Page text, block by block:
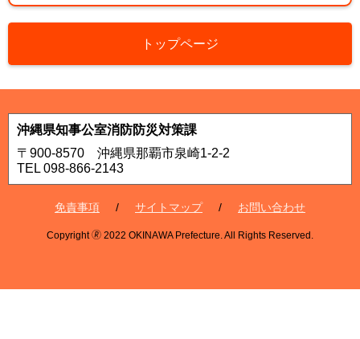
トップページ
沖縄県知事公室消防防災対策課
〒900-8570 沖縄県那覇市泉崎1-2-2
TEL 098-866-2143
免責事項 サイトマップ お問い合わせ
Copyright 🄬 2022 OKINAWA Prefecture. All Rights Reserved.